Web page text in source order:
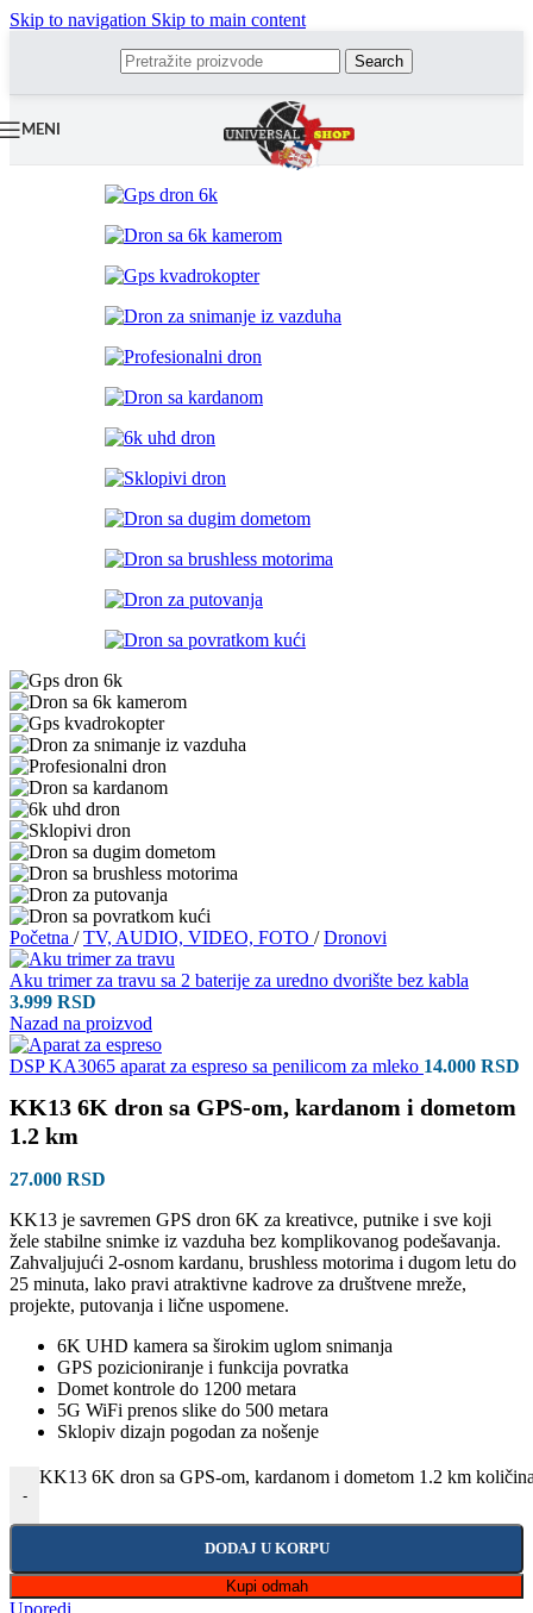
Skip to navigation Skip to main content
Search
MENI
Početna / TV, AUDIO, VIDEO, FOTO / Dronovi
Aku trimer za travu sa 2 baterije za uredno dvorište bez kabla
3.999 RSD
Nazad na proizvod
DSP KA3065 aparat za espreso sa penilicom za mleko 14.000 RSD
KK13 6K dron sa GPS-om, kardanom i dometom
1.2 km
27.000 RSD
KK13 je savremen GPS dron 6K za kreativce, putnike i sve koji
žele stabilne snimke iz vazduha bez komplikovanog podešavanja.
Zahvaljujući 2-osnom kardanu, brushless motorima i dugom letu do
25 minuta, lako pravi atraktivne kadrove za društvene mreže,
projekte, putovanja i lične uspomene.
6K UHD kamera sa širokim uglom snimanja
GPS pozicioniranje i funkcija povratka
Domet kontrole do 1200 metara
5G WiFi prenos slike do 500 metara
Sklopiv dizajn pogodan za nošenje
-
KK13 6K dron sa GPS-om, kardanom i dometom 1.2 km
DODAJ U KORPU
Kupi odmah